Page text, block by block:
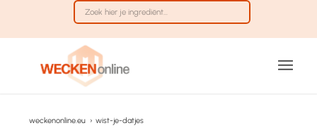
weckenonline.eu › wist-je-datjes